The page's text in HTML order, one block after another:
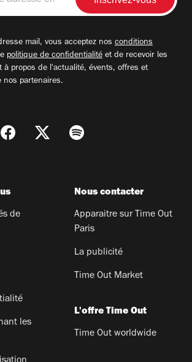
mail, vous acceptez nos conditions
politique de confidentialité et de recevoir les
à propos de l'actualité, évents, offres et
nos partenaires.
de
les
Nous contacter
Apparaitre sur Time Out
Paris
La publicité
Time Out Market
L'offre Time Out
Time Out worldwide